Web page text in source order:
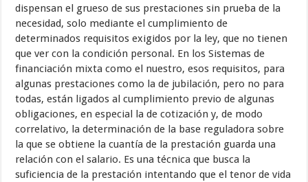
dispensan el grueso de sus prestaciones sin prueba de la
necesidad, solo mediante el cumplimiento de
determinados requisitos exigidos por la ley, que no tienen
que ver con la condición personal. En los Sistemas de
financiación mixta como el nuestro, esos requisitos, para
algunas prestaciones como la de jubilación, pero no para
todas, están ligados al cumplimiento previo de algunas
obligaciones, en especial la de cotización y, de modo
correlativo, la determinación de la base reguladora sobre
la que se obtiene la cuantía de la prestación guarda una
relación con el salario. Es una técnica que busca la
suficiencia de la prestación intentando que el tenor de vida